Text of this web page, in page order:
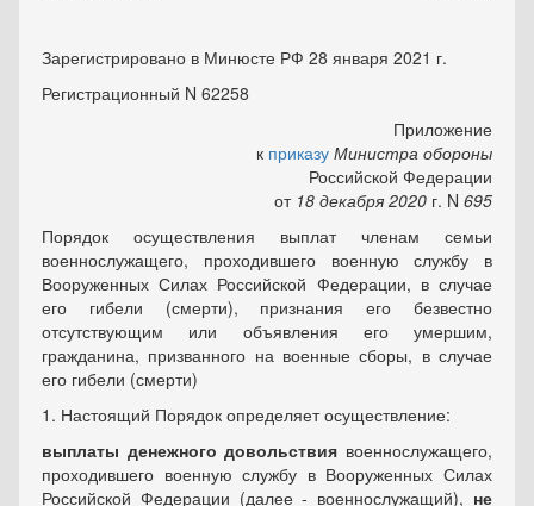
Зарегистрировано в Минюсте РФ 28 января 2021 г.
Регистрационный N 62258
Приложение
к приказу Министра обороны
Российской Федерации
от 18 декабря 2020 г. N 695
Порядок осуществления выплат членам семьи
военнослужащего, проходившего военную службу в
Вооруженных Силах Российской Федерации, в случае
его гибели (смерти), признания его безвестно
отсутствующим или объявления его умершим,
гражданина, призванного на военные сборы, в случае
его гибели (смерти)
1. Настоящий Порядок определяет осуществление:
выплаты денежного довольствия военнослужащего,
проходившего военную службу в Вооруженных Силах
Российской Федерации (далее - военнослужащий), не